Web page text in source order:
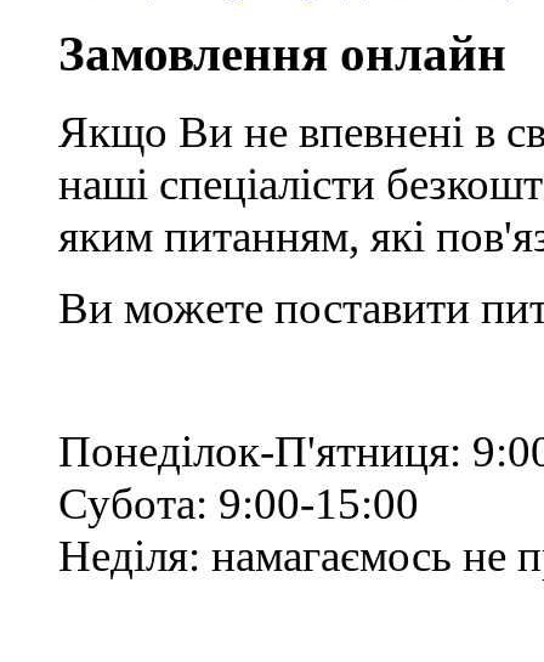
Замовлення онлайн
Якщо Ви не впевнені в
наші спеціалісти
яким питанням, які
Ви можете поставити
Понеділок-П'ятниця:
Субота: 9:00-15:00
Неділя: намагаємось не